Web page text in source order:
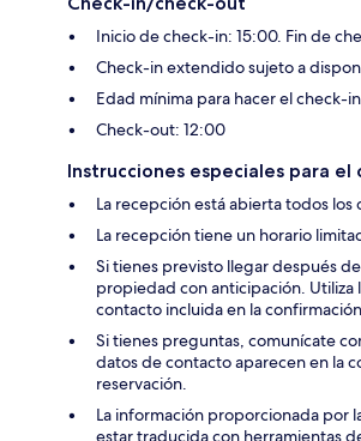
Inicio de check-in: 15:00. Fin de
Check-in extendido sujeto a
Edad mínima para hacer el check-
Check-out: 12:00
Instrucciones especiales para el
La recepción está abierta todos
La recepción tiene un horario
Si tienes previsto llegar después
propiedad con anticipación. Utiliza
contacto incluida en la
Si tienes preguntas, comunícate
datos de contacto aparecen en la
reservación.
La información proporcionada por
estar traducida con herramientas